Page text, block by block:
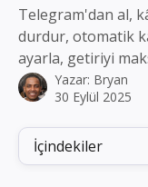
Telegram'dan al,
durdur, otomatik
ayarla, getiriyi
Yazar: Bryan
30 Eylül 2025
İçindekiler